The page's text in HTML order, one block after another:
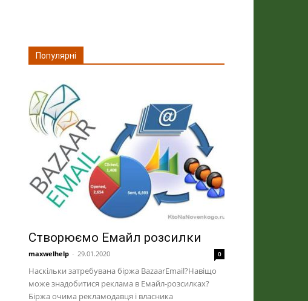
Популярні
Створюємо Емайл розсилки
maxwelhelp - 29.01.2020 0
Наскільки затребувана біржа BazaarEmail?Навіщо
може знадобитися реклама в Емайл-розсилках?
Біржа очима рекламодавця і власника